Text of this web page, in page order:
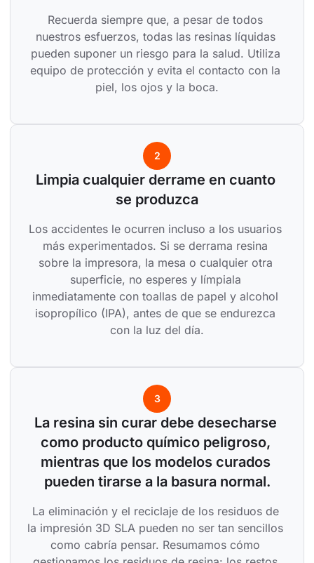
Recuerda siempre que, a pesar de todos
nuestros esfuerzos, todas las resinas líquidas
pueden suponer un riesgo para la salud. Utiliza
equipo de protección y evita el contacto con la
piel, los ojos y la boca.
2
Limpia cualquier derrame en cuanto
se produzca
Los accidentes le ocurren incluso a los usuarios
más experimentados. Si se derrama resina
sobre la impresora, la mesa o cualquier otra
superficie, no esperes y límpiala
inmediatamente con toallas de papel y alcohol
isopropílico (IPA), antes de que se endurezca
con la luz del día.
3
La resina sin curar debe desecharse
como producto químico peligroso,
mientras que los modelos curados
pueden tirarse a la basura normal.
La eliminación y el reciclaje de los residuos de
la impresión 3D SLA pueden no ser tan sencillos
como cabría pensar. Resumamos cómo